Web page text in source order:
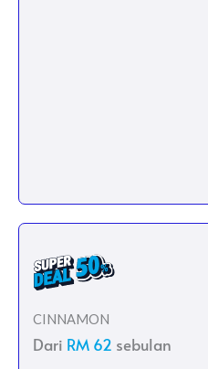
CINNAMON
Dari RM 62 sebulan